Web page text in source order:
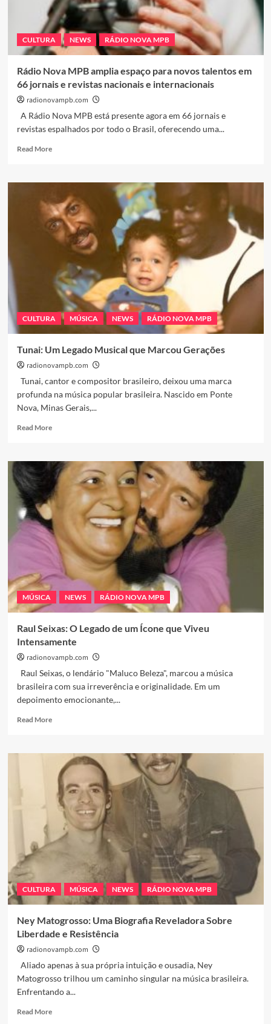
Rio
com
Participação
Internacional
de
Cruz
CULTURA NEWS RÁDIO NOVA MPB
Rádio Nova MPB amplia espaço para novos talentos em
66 jornais e revistas nacionais e internacionais
radionovampb.com
A Rádio Nova MPB está presente agora em 66 jornais e
revistas espalhados por todo o Brasil, oferecendo uma...
Read MoreRead
Rádio
MPB
amplia
espaço
para
talentos
em
66
jornais
revistas
internacionais
CULTURA MÚSICA NEWS RÁDIO NOVA MPB
Tunai: Um Legado Musical que Marcou Gerações
radionovampb.com
Tunai, cantor e compositor brasileiro, deixou uma marca
profunda na música popular brasileira. Nascido em Ponte
Nova, Minas Gerais,...
Read MoreRead
Tunai:
Um
Legado
Musical
que
Marcou
Gerações
MÚSICA NEWS RÁDIO NOVA MPB
Raul Seixas: O Legado de um Ícone que Viveu
Intensamente
radionovampb.com
Raul Seixas, o lendário "Maluco Beleza", marcou a música
brasileira com sua irreverência e originalidade. Em um
depoimento emocionante,...
Read MoreRead
Raul
Seixas:
Legado
de
um
Ícone
que
Viveu
Intensamente
CULTURA MÚSICA NEWS RÁDIO NOVA MPB
Ney Matogrosso: Uma Biografia Reveladora Sobre
Liberdade e Resistência
radionovampb.com
Aliado apenas à sua própria intuição e ousadia, Ney
Matogrosso trilhou um caminho singular na música brasileira.
Enfrentando a...
Read MoreRead